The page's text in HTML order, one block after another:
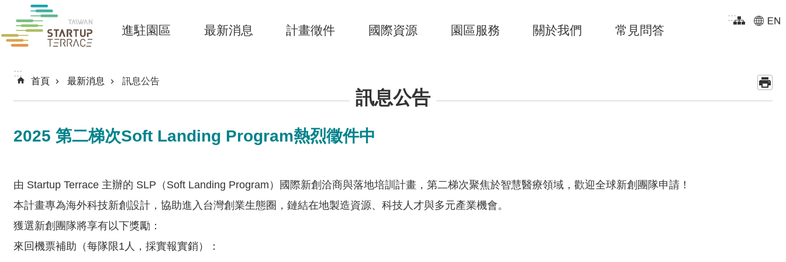
跳到主要內容區塊
:::
進駐園區 最新消息 計畫徵件 國際資源 園區服務 關於我們 常見問答
:::
首頁 最新消息 訊息公告
訊息公告
2025 第二梯次Soft Landing Program熱烈徵件中
由 Startup Terrace 主辦的 SLP（Soft Landing Program）國際新創洽商與落地培訓計畫，第二梯次聚焦於智慧醫療領域，歡迎全球新創團隊申請！
本計畫專為海外科技新創設計，協助進入台灣創業生態圈，鏈結在地製造資源、科技人才與多元產業機會。
獲選新創團隊將享有以下獎勵：
來回機票補助（每隊限1人，採實報實銷）：